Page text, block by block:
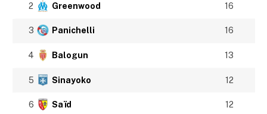
2 Greenwood 16
3 Panichelli 16
4 Balogun 13
5 Sinayoko 12
6 Saïd 12